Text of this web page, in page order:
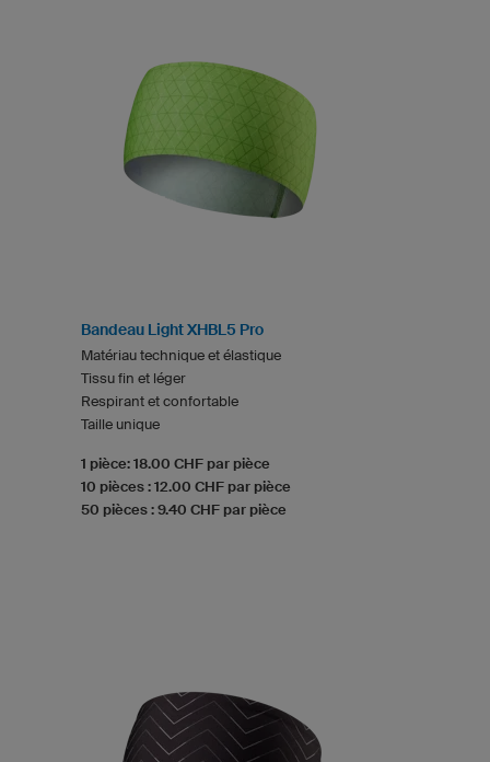
Bandeau Light XHBL5 Pro
Matériau technique et élastique
Tissu fin et léger
Respirant et confortable
Taille unique
1 pièce: 18.00 CHF par pièce
10 pièces : 12.00 CHF par pièce
50 pièces : 9.40 CHF par pièce